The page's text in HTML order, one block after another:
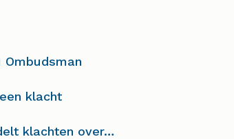
Ombudsman
klacht
klachten over…